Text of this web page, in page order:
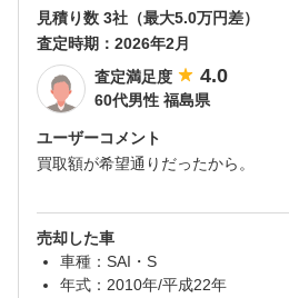
見積り数 3社（最大5.0万円差）
査定時期： 2026年2月
査定満足度
4.0
60代男性 福島県
ユーザーコメント
買取額が希望通りだったから。
売却した車
車種：SAI・S
年式：2010年/平成22年